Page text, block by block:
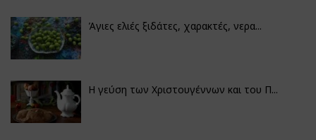
Άγιες ελιές ξιδάτες, χαρακτές, νερα...
Η γεύση των Χριστουγέννων και του Π...